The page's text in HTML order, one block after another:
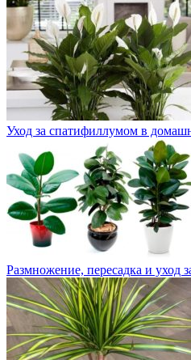
Уход за спатифиллумом в
Размножение, пересадка и